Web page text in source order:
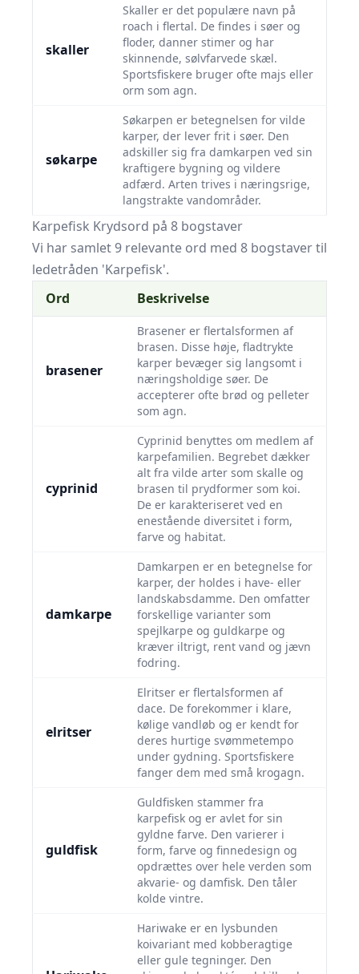
skaller
Skaller er det populære navn på
roach i flertal. De findes i søer og
floder, danner stimer og har
skinnende, sølvfarvede skæl.
Sportsfiskere bruger ofte majs eller
orm som agn.
søkarpe
Søkarpen er betegnelsen for vilde
karper, der lever frit i søer. Den
adskiller sig fra damkarpen ved sin
kraftigere bygning og vildere
adfærd. Arten trives i næringsrige,
langstrakte vandområder.
Karpefisk Krydsord på 8 bogstaver
Vi har samlet 9 relevante ord med 8 bogstaver til
ledetråden 'Karpefisk'.
Ord
Beskrivelse
brasener
Brasener er flertalsformen af
brasen. Disse høje, fladtrykte
karper bevæger sig langsomt i
næringsholdige søer. De
accepterer ofte brød og pelleter
som agn.
cyprinid
Cyprinid benyttes om medlem af
karpefamilien. Begrebet dækker
alt fra vilde arter som skalle og
brasen til prydformer som koi.
De er karakteriseret ved en
enestående diversitet i form,
farve og habitat.
damkarpe
Damkarpen er en betegnelse for
karper, der holdes i have- eller
landskabsdamme. Den omfatter
forskellige varianter som
spejlkarpe og guldkarpe og
kræver iltrigt, rent vand og jævn
fodring.
elritser
Elritser er flertalsformen af
dace. De forekommer i klare,
kølige vandløb og er kendt for
deres hurtige svømmetempo
under gydning. Sportsfiskere
fanger dem med små krogagn.
guldfisk
Guldfisken stammer fra
karpefisk og er avlet for sin
gyldne farve. Den varierer i
form, farve og finnedesign og
opdrættes over hele verden som
akvarie- og damfisk. Den tåler
kolde vintre.
Hariwake er en lysbunden
koivariant med kobberagtige
eller gule tegninger. Den